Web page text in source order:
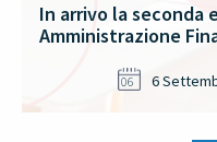
In arrivo la seconda
Amministrazione
06 6